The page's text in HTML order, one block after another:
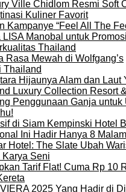
Ville Chidlom Resmi Soft
Kuliner Favorit
Kampanye “Feel All The
Manobal untuk
Thailand
Rasa Mewah di Wolfgang’s
Thailand
Hijaunya Alam dan Laut
Luxury Collection Resort
Penggunaan Ganja untuk
di Siam Kempinski Hotel
Ini Hadir Hanya 8 Malam
Hotel: The Slate Ubah
Karya Seni
Tarif Flat! Cuma Rp 10
2025 Yang Hadir di